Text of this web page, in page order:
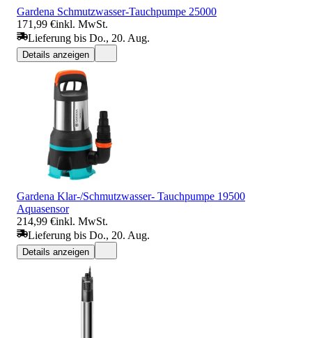
Gardena Schmutzwasser-Tauchpumpe 25000
171,99 €inkl. MwSt.
Lieferung bis Do., 20. Aug.
Details anzeigen
Gardena Klar-/Schmutzwasser- Tauchpumpe 19500
Aquasensor
214,99 €inkl. MwSt.
Lieferung bis Do., 20. Aug.
Details anzeigen